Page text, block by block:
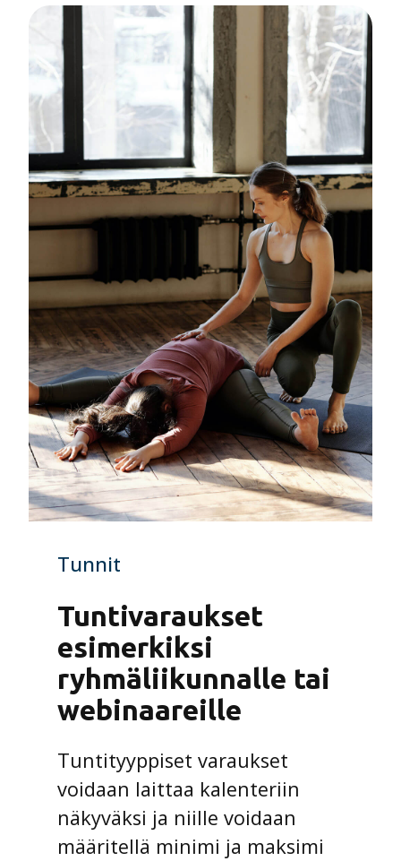
Tunnit
Tuntivaraukset
esimerkiksi
ryhmäliikunnalle tai
webinaareille
Tuntityyppiset varaukset
voidaan laittaa kalenteriin
näkyväksi ja niille voidaan
määritellä minimi ja maksimi